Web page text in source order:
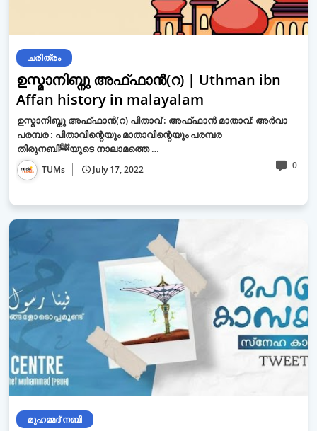
ചരിത്രം
ഉസ്മാനിബ്നു അഫ്ഫാൻ(റ) | Uthman ibn
Affan history in malayalam
ഉസ്മാനിബ്നു അഫ്ഫാൻ(റ) പിതാവ് : അഫ്ഫാൻ മാതാവ്: അർവാ
പരമ്പര : പിതാവിന്റെയും മാതാവിന്റെയും പരമ്പര
തിരുനബിﷺയുടെ നാലാമത്തെ …
TUMs July 17, 2022 0
മുഹമ്മദ് നബി